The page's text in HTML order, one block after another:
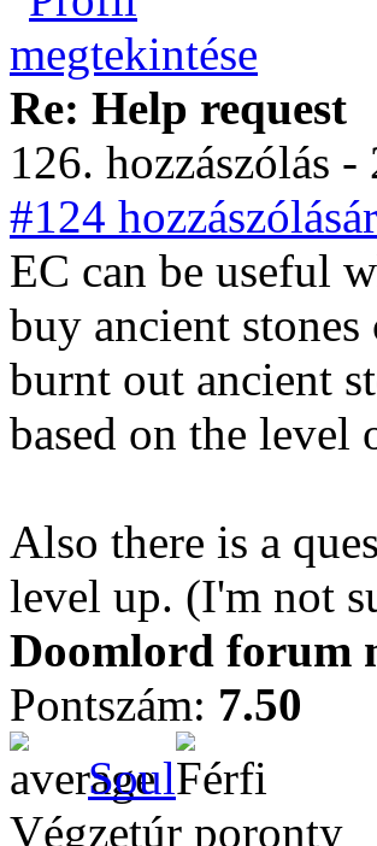
Re: Help request
126. hozzászólás
#124
EC can be useful
buy ancient
burnt out ancient
based on the
Also there is a
level up. (I'm not
Doomlord forum
Pontszám: 7.50
Soul
Végzetúr poronty